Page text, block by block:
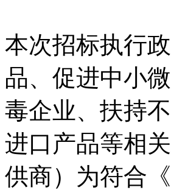
本次招标执行
品、促进中小
毒企业、扶持
进口产品等相
供商）为符合